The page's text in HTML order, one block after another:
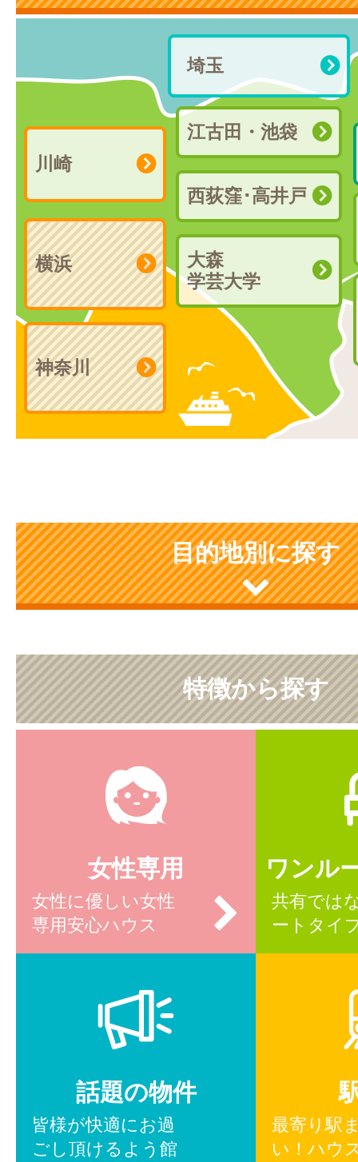
埼玉
神奈川
江古田・池袋
西荻窪･高井戸
大森
学芸大学
川崎
横浜
目的地別に探す
特徴から探す
女性専用
女性に優しい女性
専用安心ハウス
ワンル
共有では
ートタイ
話題の物件
皆様が快適にお過
ごし頂けるよう館
最寄り駅
い！ハウ